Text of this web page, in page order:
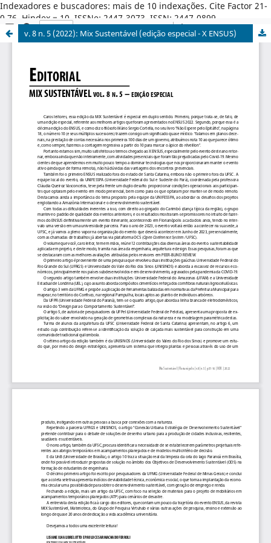
Indexadores e buscadores: mais de 10 indexações. Cite Factor 21-
0,76. Hindex = 10. ISSNe: 2447-3073. ISSN: 2447-0899.
v. 8 n. 5 (2022): Mix Sustentável (edição especial - X ENSUS)